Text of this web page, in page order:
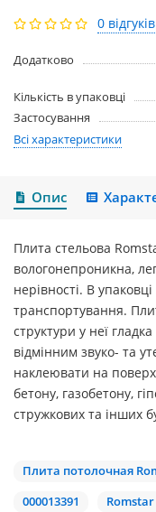
0 відгуків
Додатково
Кількість в упаковці
Застосування
Всі характеристики
Опис
Плита стельова
вологонепроникна,
нерівності. В
транспортування.
структури у неї
відмінним звуко- та
наклеювати на
бетону, газобетону,
стружкових та інших
Плита потолочная
000013391
Romstar